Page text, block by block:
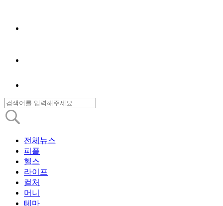
전체뉴스
피플
헬스
라이프
컬처
머니
테마